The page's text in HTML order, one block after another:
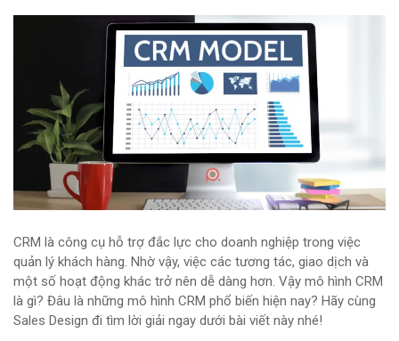
CRM là công cụ hỗ trợ đắc lực cho doanh nghiệp trong việc
quản lý khách hàng. Nhờ vậy, việc các tương tác, giao dịch và
một số hoạt động khác trở nên dễ dàng hơn. Vậy mô hình CRM
là gì? Đâu là những mô hình CRM phổ biến hiện nay? Hãy cùng
Sales Design đi tìm lời giải ngay dưới bài viết này nhé!